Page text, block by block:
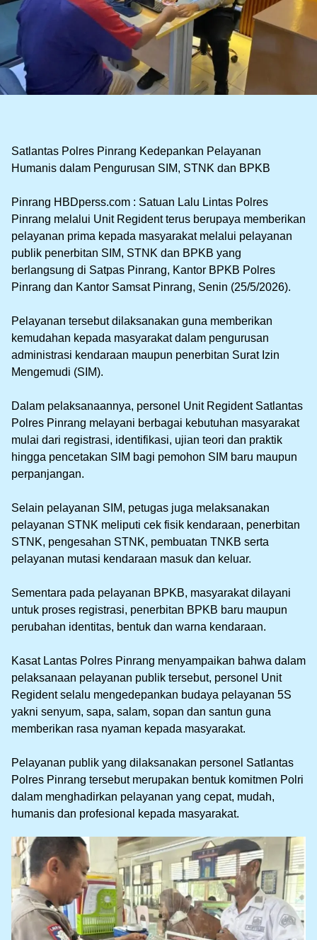
‎Satlantas Polres Pinrang Kedepankan Pelayanan
Humanis dalam Pengurusan SIM, STNK dan BPKB
‎Pinrang HBDperss.com : Satuan Lalu Lintas Polres
Pinrang melalui Unit Regident terus berupaya memberikan
pelayanan prima kepada masyarakat melalui pelayanan
publik penerbitan SIM, STNK dan BPKB yang
berlangsung di Satpas Pinrang, Kantor BPKB Polres
Pinrang dan Kantor Samsat Pinrang, Senin (25/5/2026).
‎Pelayanan tersebut dilaksanakan guna memberikan
kemudahan kepada masyarakat dalam pengurusan
administrasi kendaraan maupun penerbitan Surat Izin
Mengemudi (SIM).
‎Dalam pelaksanaannya, personel Unit Regident Satlantas
Polres Pinrang melayani berbagai kebutuhan masyarakat
mulai dari registrasi, identifikasi, ujian teori dan praktik
hingga pencetakan SIM bagi pemohon SIM baru maupun
perpanjangan.
‎Selain pelayanan SIM, petugas juga melaksanakan
pelayanan STNK meliputi cek fisik kendaraan, penerbitan
STNK, pengesahan STNK, pembuatan TNKB serta
pelayanan mutasi kendaraan masuk dan keluar.
‎Sementara pada pelayanan BPKB, masyarakat dilayani
untuk proses registrasi, penerbitan BPKB baru maupun
perubahan identitas, bentuk dan warna kendaraan.
‎Kasat Lantas Polres Pinrang menyampaikan bahwa dalam
pelaksanaan pelayanan publik tersebut, personel Unit
Regident selalu mengedepankan budaya pelayanan 5S
yakni senyum, sapa, salam, sopan dan santun guna
memberikan rasa nyaman kepada masyarakat.
‎Pelayanan publik yang dilaksanakan personel Satlantas
Polres Pinrang tersebut merupakan bentuk komitmen Polri
dalam menghadirkan pelayanan yang cepat, mudah,
humanis dan profesional kepada masyarakat.